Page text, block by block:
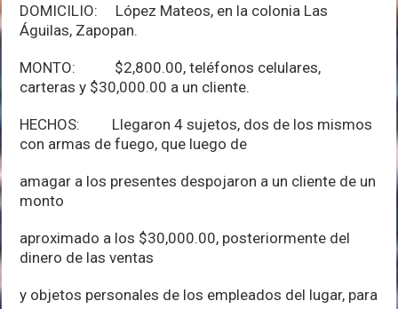
DOMICILIO: López Mateos, en la colonia Las
Águilas, Zapopan.
MONTO: $2,800.00, teléfonos celulares,
carteras y $30,000.00 a un cliente.
HECHOS: Llegaron 4 sujetos, dos de los mismos
con armas de fuego, que luego de
amagar a los presentes despojaron a un cliente de un
monto
aproximado a los $30,000.00, posteriormente del
dinero de las ventas
y objetos personales de los empleados del lugar, para